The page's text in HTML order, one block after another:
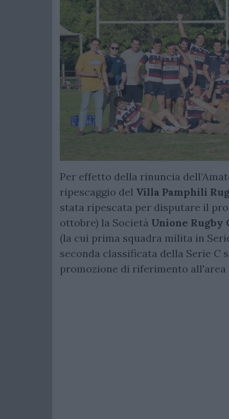
Per effetto della rinuncia
ripescaggio del Villa Pamphili
stata ripescata per disputare il
ottobre) la Società Unione Rugby
(la cui prima squadra milita in
seconda classificata della Serie
promozione di riferimento all'area